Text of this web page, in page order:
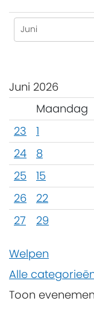
Juni 2026
Maandag
23
1
24
8
25
15
26
22
27
29
Welpen
Alle
Toon